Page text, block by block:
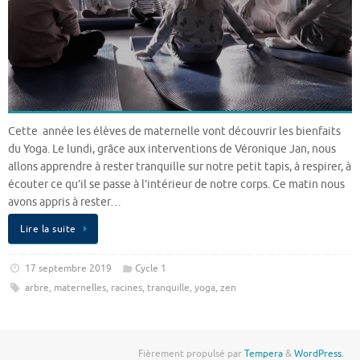
Cette année les élèves de maternelle vont découvrir les bienfaits
du Yoga. Le lundi, grâce aux interventions de Véronique Jan, nous
allons apprendre à rester tranquille sur notre petit tapis, à respirer, à
écouter ce qu’il se passe à l’intérieur de notre corps. Ce matin nous
avons appris à rester…
Lire la suite
17 septembre 2019
Cycle 1
arbre, maternelles, racines, tranquille, yoga, zen
Fièrement propulsé parTempera&WordPress.